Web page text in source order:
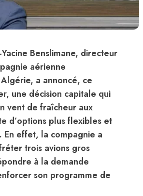
Yacine Benslimane, directeur
aérienne
a annoncé, ce
une décision capitale qui
vent de fraîcheur aux
d’options plus flexibles et
En effet, la compagnie a
trois avions gros
à la demande
son programme de